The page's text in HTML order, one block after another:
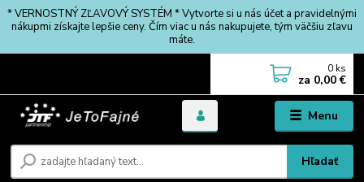
* VERNOSTNÝ ZĽAVOVÝ SYSTÉM * Vytvorte si u nás účet a pravidelnými
nákupmi získajte lepšie ceny. Čím viac u nás nakupujete, tým väčšiu zľavu
máte.
Menu
Hľadať
0 ks
za 0,00 €